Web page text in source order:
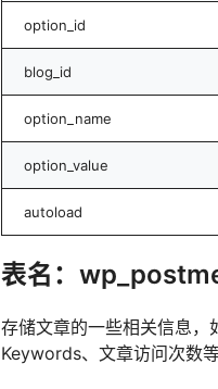
option_id
blog_id
option_name
option_value
autoload
表名：
存储文章的一些相关信息
Keywords、文章访问次数等